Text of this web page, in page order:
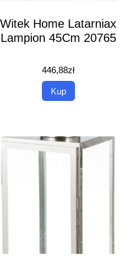
Witek Home Latarniax
Lampion 45Cm 20765
446,88zł
Kup